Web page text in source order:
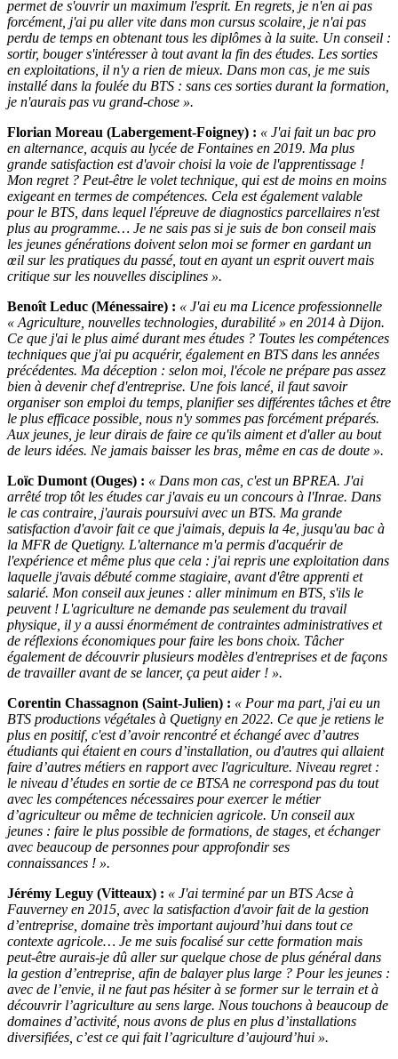
permet de s'ouvrir un maximum l'esprit. En regrets, je n'en ai pas
forcément, j'ai pu aller vite dans mon cursus scolaire, je n'ai pas
perdu de temps en obtenant tous les diplômes à la suite. Un conseil :
sortir, bouger s'intéresser à tout avant la fin des études. Les sorties
en exploitations, il n'y a rien de mieux. Dans mon cas, je me suis
installé dans la foulée du BTS : sans ces sorties durant la formation,
je n'aurais pas vu grand-chose ».
Florian Moreau (Labergement-Foigney) : « J'ai fait un bac pro
en alternance, acquis au lycée de Fontaines en 2019. Ma plus
grande satisfaction est d'avoir choisi la voie de l'apprentissage !
Mon regret ? Peut-être le volet technique, qui est de moins en moins
exigeant en termes de compétences. Cela est également valable
pour le BTS, dans lequel l'épreuve de diagnostics parcellaires n'est
plus au programme… Je ne sais pas si je suis de bon conseil mais
les jeunes générations doivent selon moi se former en gardant un
œil sur les pratiques du passé, tout en ayant un esprit ouvert mais
critique sur les nouvelles disciplines ».
Benoît Leduc (Ménessaire) : « J'ai eu ma Licence professionnelle
« Agriculture, nouvelles technologies, durabilité » en 2014 à Dijon.
Ce que j'ai le plus aimé durant mes études ? Toutes les compétences
techniques que j'ai pu acquérir, également en BTS dans les années
précédentes. Ma déception : selon moi, l'école ne prépare pas assez
bien à devenir chef d'entreprise. Une fois lancé, il faut savoir
organiser son emploi du temps, planifier ses différentes tâches et être
le plus efficace possible, nous n'y sommes pas forcément préparés.
Aux jeunes, je leur dirais de faire ce qu'ils aiment et d'aller au bout
de leurs idées. Ne jamais baisser les bras, même en cas de doute ».
Loïc Dumont (Ouges) : « Dans mon cas, c'est un BPREA. J'ai
arrêté trop tôt les études car j'avais eu un concours à l'Inrae. Dans
le cas contraire, j'aurais poursuivi avec un BTS. Ma grande
satisfaction d'avoir fait ce que j'aimais, depuis la 4e, jusqu'au bac à
la MFR de Quetigny. L'alternance m'a permis d'acquérir de
l'expérience et même plus que cela : j'ai repris une exploitation dans
laquelle j'avais débuté comme stagiaire, avant d'être apprenti et
salarié. Mon conseil aux jeunes : aller minimum en BTS, s'ils le
peuvent ! L'agriculture ne demande pas seulement du travail
physique, il y a aussi énormément de contraintes administratives et
de réflexions économiques pour faire les bons choix. Tâcher
également de découvrir plusieurs modèles d'entreprises et de façons
de travailler avant de se lancer, ça peut aider ! ».
Corentin Chassagnon (Saint-Julien) : « Pour ma part, j'ai eu un
BTS productions végétales à Quetigny en 2022. Ce que je retiens le
plus en positif, c'est d’avoir rencontré et échangé avec d’autres
étudiants qui étaient en cours d’installation, ou d'autres qui allaient
faire d’autres métiers en rapport avec l'agriculture. Niveau regret :
le niveau d’études en sortie de ce BTSA ne correspond pas du tout
avec les compétences nécessaires pour exercer le métier
d’agriculteur ou même de technicien agricole. Un conseil aux
jeunes : faire le plus possible de formations, de stages, et échanger
avec beaucoup de personnes pour approfondir ses
connaissances ! ».
Jérémy Leguy (Vitteaux) : « J'ai terminé par un BTS Acse à
Fauverney en 2015, avec la satisfaction d'avoir fait de la gestion
d’entreprise, domaine très important aujourd’hui dans tout ce
contexte agricole… Je me suis focalisé sur cette formation mais
peut-être aurais-je dû aller sur quelque chose de plus général dans
la gestion d’entreprise, afin de balayer plus large ? Pour les jeunes :
avec de l’envie, il ne faut pas hésiter à se former sur le terrain et à
découvrir l’agriculture au sens large. Nous touchons à beaucoup de
domaines d’activité, nous avons de plus en plus d’installations
diversifiées, c’est ce qui fait l’agriculture d’aujourd’hui ».